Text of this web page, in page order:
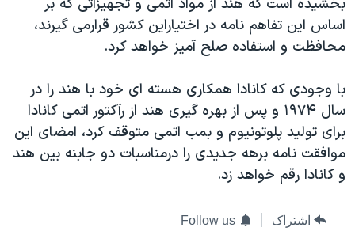
اساس این تفاهم نامه در اختیاراین کشور قرارمی گیرند،
محافظت و استفاده صلح آمیز خواهد کرد.
با وجودی که کانادا همکاری هسته ای خود با هند را در
سال ١٩٧۴ و پس از بهره گیری هند از رآکتور اتمی کانادا
برای تولید پلوتونیوم و بمب اتمی متوقف کرد، امضای این
موافقت نامه برهه جدیدی را درمناسبات دو جابنه بین هند
و کانادا رقم خواهد زد.
اشتراک Follow us